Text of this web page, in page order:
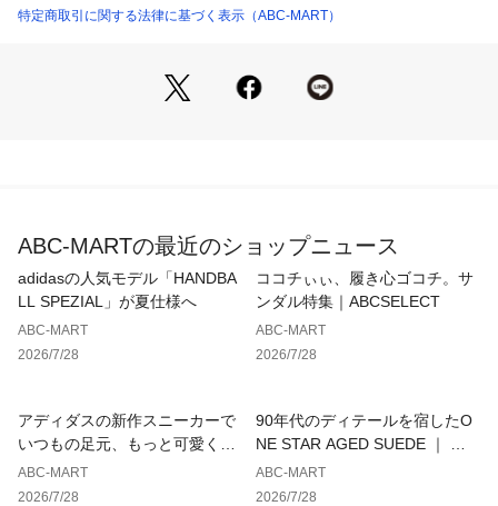
バックステイのラバーパーツは左右非対称になっておりインサ
]アウトソールは低温状態によるラバーの硬化現象を抑えるア
イストレックコンパウンドを適用。ラバーの軟性を維持する事
【サイズ目安】
(個人差がございますので、あくまでも目安とお考え下さい。)
このシューズの作りは大きめです。
特定商取引に関する法律に基づく表示（ABC-MART）
ABC-MARTの最近のショップニュース
adidasの人気モデル「HANDBA
LL SPEZIAL」が夏仕様へ
ABC-MART
2026/7/28
ココチぃぃ、履き心ゴコチ。サ
ンダル特集｜ABCSELECT
ABC-MART
2026/7/28
アディダスの新作スニーカーで
いつもの足元、もっと可愛くア
ップデート
ABC-MART
2026/7/28
90年代のディテールを宿したO
NE STAR AGED SUEDE ｜ コ
ンバース
ABC-MART
2026/7/28